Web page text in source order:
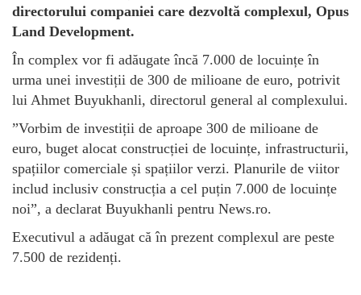
directorului companiei care dezvoltă complexul, Opus
Land Development.
În complex vor fi adăugate încă 7.000 de locuințe în
urma unei investiții de 300 de milioane de euro, potrivit
lui Ahmet Buyukhanli, directorul general al complexului.
”Vorbim de investiții de aproape 300 de milioane de
euro, buget alocat construcției de locuințe, infrastructurii,
spațiilor comerciale și spațiilor verzi. Planurile de viitor
includ inclusiv construcția a cel puțin 7.000 de locuințe
noi”, a declarat Buyukhanli pentru News.ro.
Executivul a adăugat că în prezent complexul are peste
7.500 de rezidenți.